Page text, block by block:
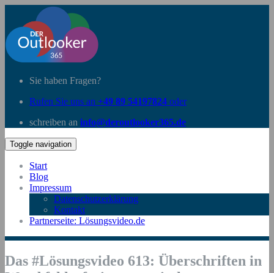
Sie haben Fragen?
Rufen Sie uns an +49 89 54197824 oder
schreiben an info@deroutlooker365.de
Toggle navigation
Start
Blog
Impressum
Datenschutzerklärung
Kontakt
Partnerseite: Lösungsvideo.de
Das #Lösungsvideo 613: Überschriften in